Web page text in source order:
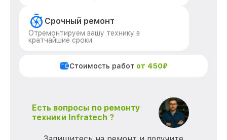
Срочный ремонт
Отремонтируем вашу технику в
кратчайшие сроки.
Стоимость работ от 450₽
Есть вопросы по ремонту
техники Infratech ?